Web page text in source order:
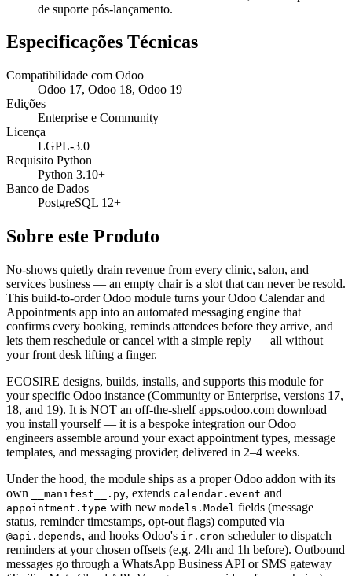
de suporte pós-lançamento.
Especificações Técnicas
Compatibilidade com Odoo
Odoo 17, Odoo 18, Odoo 19
Edições
Enterprise e Community
Licença
LGPL-3.0
Requisito Python
Python 3.10+
Banco de Dados
PostgreSQL 12+
Sobre este Produto
No-shows quietly drain revenue from every clinic, salon, and
services business — an empty chair is a slot that can never be resold.
This build-to-order Odoo module turns your Odoo Calendar and
Appointments app into an automated messaging engine that
confirms every booking, reminds attendees before they arrive, and
lets them reschedule or cancel with a simple reply — all without
your front desk lifting a finger.
ECOSIRE designs, builds, installs, and supports this module for
your specific Odoo instance (Community or Enterprise, versions 17,
18, and 19). It is NOT an off-the-shelf apps.odoo.com download
you install yourself — it is a bespoke integration our Odoo
engineers assemble around your exact appointment types, message
templates, and messaging provider, delivered in 2–4 weeks.
Under the hood, the module ships as a proper Odoo addon with its
own
__manifest__.py, extends calendar.event and
appointment.type with new models.Model fields (message
status, reminder timestamps, opt-out flags) computed via
@api.depends, and hooks Odoo's ir.cron scheduler to dispatch
reminders at your chosen offsets (e.g. 24h and 1h before). Outbound
messages go through a WhatsApp Business API or SMS gateway